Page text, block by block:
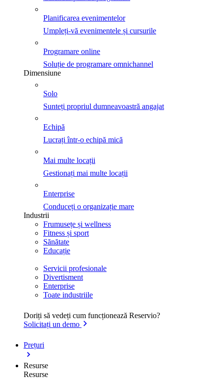
Planificarea evenimentelor
Umpleți-vă evenimentele și cursurile
Programare online
Soluție de programare omnichannel
Dimensiune
Solo
Sunteți propriul dumneavoastră angajat
Echipă
Lucrați într-o echipă mică
Mai multe locații
Gestionați mai multe locații
Enterprise
Conduceți o organizație mare
Industrii
Frumusețe și wellness
Fitness și sport
Sănătate
Educație
Servicii profesionale
Divertisment
Enterprise
Toate industriile
Doriți să vedeți cum funcționează Reservio?
Solicitați un demo
Prețuri
Resurse
Resurse